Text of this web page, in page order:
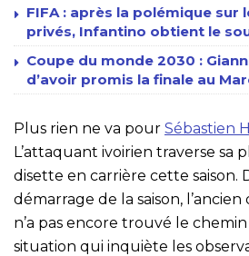
FIFA : après la polémique sur
privés, Infantino obtient le
Coupe du monde 2030 :
d’avoir promis la finale au
Plus rien ne va pour Sébastien
L’attaquant ivoirien traverse sa
disette en carrière cette saison.
démarrage de la saison, l’ancien
n’a pas encore trouvé le
situation qui inquiète les